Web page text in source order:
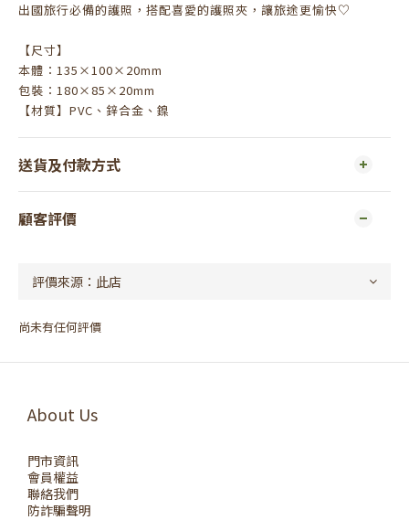
出國旅行必備的護照，搭配喜愛的護照夾，讓旅途更愉快♡
【尺寸】
本體：135×100×20mm
包裝：180×85×20mm
【材質】PVC、鋅合金、鎳
送貨及付款方式
顧客評價
尚未有任何評價
About Us
門市資訊
會員權益
聯絡我們
防詐騙聲明